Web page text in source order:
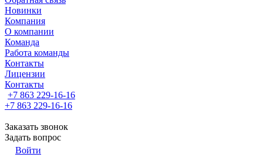
Новинки
Компания
О компании
Команда
Работа команды
Контакты
Лицензии
Контакты
+7 863 229-16-16
+7 863 229-16-16
Заказать звонок
Задать вопрос
Войти